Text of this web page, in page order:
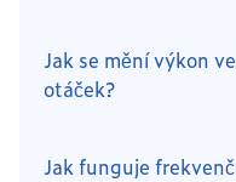
Jak se mění výkon
otáček?
Jak funguje